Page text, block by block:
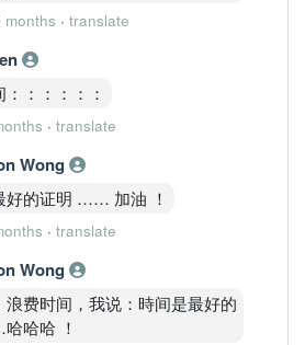
months · translate
：：：：：
· translate
Wong
好的证明 …… 加油 ！
· translate
Wong
浪费时间，我说：時间是最好的
哈哈 ！